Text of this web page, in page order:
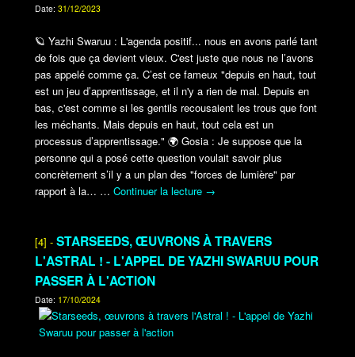
Date:31/12/2023
🪐 Yazhi Swaruu : L'agenda positif... nous en avons parlé tant
de fois que ça devient vieux. C'est juste que nous ne l’avons
pas appelé comme ça. C’est ce fameux "depuis en haut, tout
est un jeu d’apprentissage, et il n'y a rien de mal. Depuis en
bas, c'est comme si les gentils recousaient les trous que font
les méchants. Mais depuis en haut, tout cela est un
processus d’apprentissage."🌍 Gosia : Je suppose que la
personne qui a posé cette question voulait savoir plus
concrètement s’il y a un plan des "forces de lumière" par
rapport à la… …Continuer la lecture →
[4] -STARSEEDS, ŒUVRONS À TRAVERS
L'ASTRAL ! - L'APPEL DE YAZHI SWARUU POUR
PASSER À L'ACTION
Date: 17/10/2024